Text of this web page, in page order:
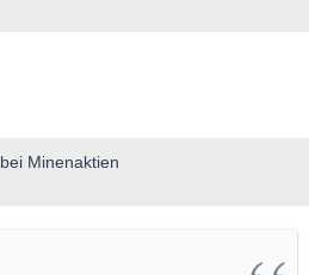
Minenaktien